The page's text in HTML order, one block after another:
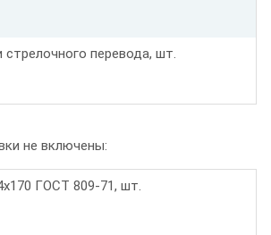
перевода, шт.
не включены:
ГОСТ 809-71, шт.